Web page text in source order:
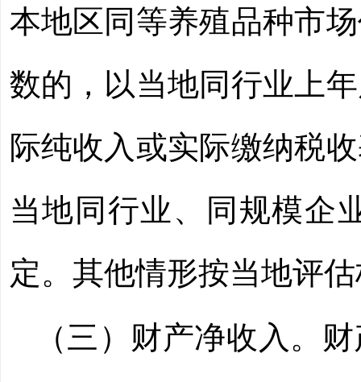
本地区同等养殖品种市
数的，以当地同行业上
际纯收入或实际缴纳税
当地同行业、同规模企
定。其他情形按当地评
（三）财产净收入。